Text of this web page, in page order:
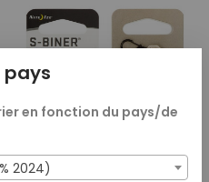
pays
en fonction du pays/de
2024)